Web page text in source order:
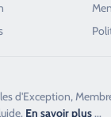
d'Exception,
En savoir plus...